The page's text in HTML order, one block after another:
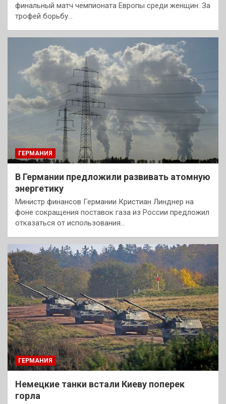
финальный матч чемпионата Европы среди женщин. За
трофей борьбу…
ГЕРМАНИЯ
В Германии предложили развивать атомную
энергетику
Министр финансов Германии Кристиан Линднер на
фоне сокращения поставок газа из России предложил
отказаться от использования…
ГЕРМАНИЯ
Немецкие танки встали Киеву поперек
горла